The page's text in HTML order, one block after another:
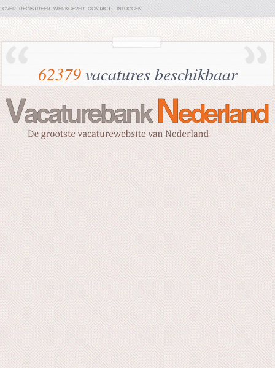
OVER REGISTREER WERKGEVER CONTACT INLOGGEN
62379vacatures beschikbaar